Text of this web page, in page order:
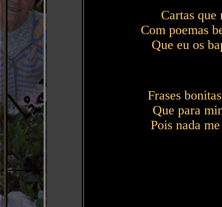
Cartas que
Com poemas
Que eu os
Frases
Que para
Pois nada